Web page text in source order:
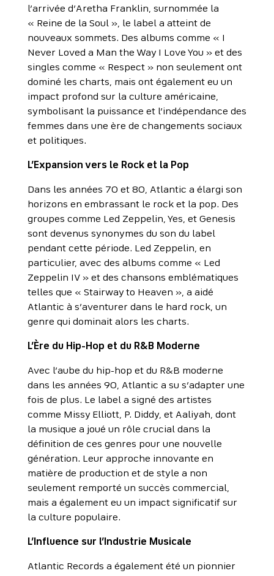
l’arrivée d’Aretha Franklin, surnommée la
« Reine de la Soul », le label a atteint de
nouveaux sommets. Des albums comme « I
Never Loved a Man the Way I Love You » et des
singles comme « Respect » non seulement ont
dominé les charts, mais ont également eu un
impact profond sur la culture américaine,
symbolisant la puissance et l’indépendance des
femmes dans une ère de changements sociaux
et politiques.
L’Expansion vers le Rock et la Pop
Dans les années 70 et 80, Atlantic a élargi son
horizons en embrassant le rock et la pop. Des
groupes comme Led Zeppelin, Yes, et Genesis
sont devenus synonymes du son du label
pendant cette période. Led Zeppelin, en
particulier, avec des albums comme « Led
Zeppelin IV » et des chansons emblématiques
telles que « Stairway to Heaven », a aidé
Atlantic à s’aventurer dans le hard rock, un
genre qui dominait alors les charts.
L’Ère du Hip-Hop et du R&B Moderne
Avec l’aube du hip-hop et du R&B moderne
dans les années 90, Atlantic a su s’adapter une
fois de plus. Le label a signé des artistes
comme Missy Elliott, P. Diddy, et Aaliyah, dont
la musique a joué un rôle crucial dans la
définition de ces genres pour une nouvelle
génération. Leur approche innovante en
matière de production et de style a non
seulement remporté un succès commercial,
mais a également eu un impact significatif sur
la culture populaire.
L’Influence sur l’Industrie Musicale
Atlantic Records a également été un pionnier